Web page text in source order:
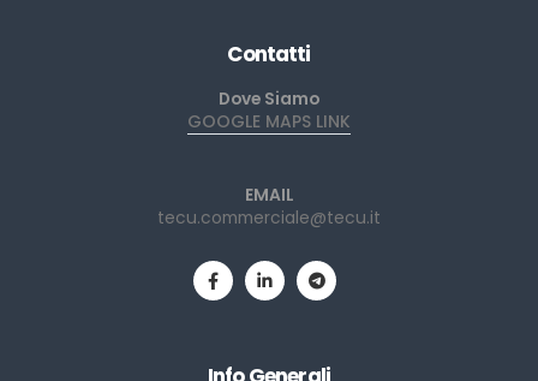
Contatti
Dove Siamo
GOOGLE MAPS LINK
EMAIL
tecu.commerciale@tecu.it